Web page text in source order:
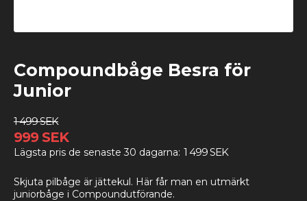
Compoundbåge Besra för
Junior
1 499 SEK
999 SEK
Lägsta pris de senaste 30 dagarna 1 499 SEK
Skjuta pilbåge är jättekul. Här får man en utmärkt
juniorbåge i Compoundutförande.